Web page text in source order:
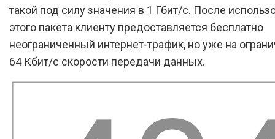
такой под силу значения в 1 Гбит/с. После
этого пакета клиенту предоставляется бесплатно
неограниченный интернет-трафик, но уже на
64 Кбит/с скорости передачи данных.